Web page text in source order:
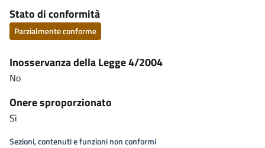
Stato di conformità
Parzialmente conforme
Inosservanza della Legge 4/2004
No
Onere sproporzionato
Sì
Sezioni, contenuti e funzioni non conformi